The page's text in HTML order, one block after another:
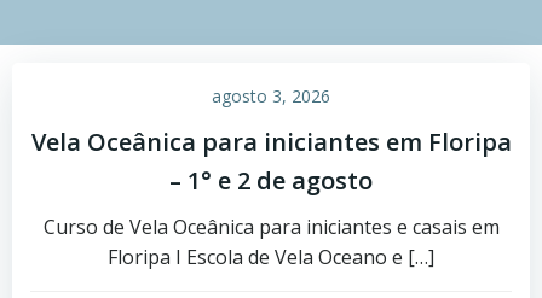
agosto 3, 2026
Vela Oceânica para iniciantes em Floripa
– 1° e 2 de agosto
Curso de Vela Oceânica para iniciantes e casais em
Floripa I Escola de Vela Oceano e […]